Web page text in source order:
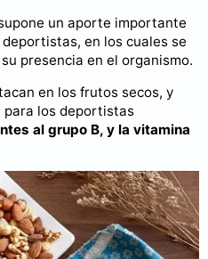
un aporte importante
en los cuales se
presencia en el organismo.
en los frutos secos, y
los deportistas
al grupo B, y la vitamina